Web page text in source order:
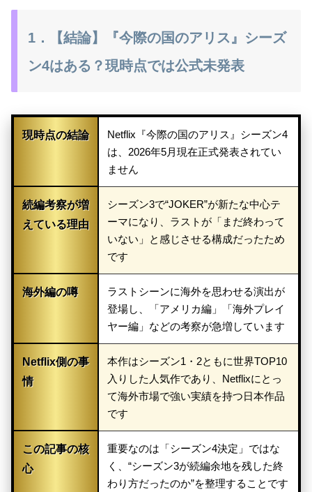
1．【結論】『今際の国のアリス』シーズ
ン4はある？現時点では公式未発表
現時点の結論
Netflix『今際の国のアリス』シーズン4
は、2026年5月現在正式発表されてい
ません
続編考察が増
えている理由
シーズン3で“JOKER”が新たな中心テ
ーマになり、ラストが「まだ終わって
いない」と感じさせる構成だったため
です
海外編の噂
ラストシーンに海外を思わせる演出が
登場し、「アメリカ編」「海外プレイ
ヤー編」などの考察が急増しています
Netflix側の事
情
本作はシーズン1・2ともに世界TOP10
入りした人気作であり、Netflixにとっ
て海外市場で強い実績を持つ日本作品
です
この記事の核
心
重要なのは「シーズン4決定」ではな
く、“シーズン3が続編余地を残した終
わり方だったのか”を整理することです